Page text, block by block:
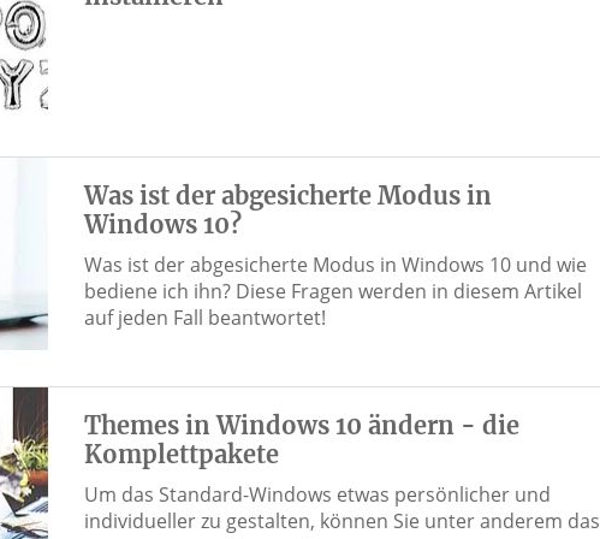
Was ist der abgesicherte Modus in
Windows 10?
Was ist der abgesicherte Modus in Windows 10 und wie
bediene ich ihn? Diese Fragen werden in diesem Artikel
auf jeden Fall beantwortet!
Themes in Windows 10 ändern - die
Komplettpakete
Um das Standard-Windows etwas persönlicher und
individueller zu gestalten, können Sie unter anderem das